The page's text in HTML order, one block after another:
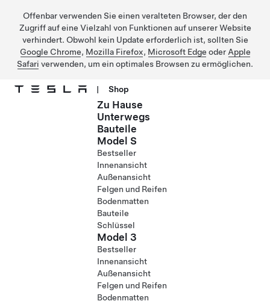
Offenbar verwenden Sie einen veralteten Browser, der den
Zugriff auf eine Vielzahl von Funktionen auf unserer Website
verhindert. Obwohl kein Update erforderlich ist, sollten Sie
Google Chrome, Mozilla Firefox, Microsoft Edge oder Apple
Safari verwenden, um ein optimales Browsen zu ermöglichen.
| Shop
Zu Hause
Unterwegs
Bauteile
Model S
Bestseller
Innenansicht
Außenansicht
Felgen und Reifen
Bodenmatten
Bauteile
Schlüssel
Model 3
Bestseller
Innenansicht
Außenansicht
Felgen und Reifen
Bodenmatten